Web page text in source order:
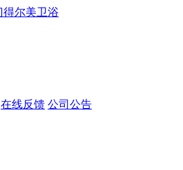
在线反馈 公司公告